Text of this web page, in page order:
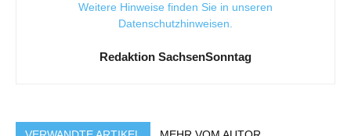
Weitere Hinweise finden Sie in unseren
Datenschutzhinweisen.
Redaktion SachsenSonntag